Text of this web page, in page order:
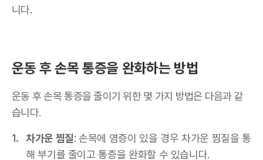
니다.
운동 후 손목 통증을 완화하는 방법
운동 후 손목 통증을 줄이기 위한 몇 가지 방법은 다음과 같
습니다.
차가운 찜질: 손목에 염증이 있을 경우 차가운 찜질을 통
해 부기를 줄이고 통증을 완화할 수 있습니다.